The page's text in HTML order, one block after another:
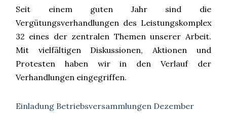
Seit einem guten Jahr sind die
Vergütungsverhandlungen des Leistungskomplex
32 eines der zentralen Themen unserer Arbeit.
Mit vielfältigen Diskussionen, Aktionen und
Protesten haben wir in den Verlauf der
Verhandlungen eingegriffen.
Einladung Betriebsversammlungen Dezember